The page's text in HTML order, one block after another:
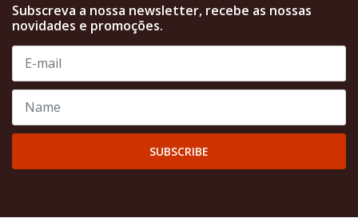
Subscreva a nossa newsletter, recebe as nossas
novidades e promoções.
SUBSCRIBE